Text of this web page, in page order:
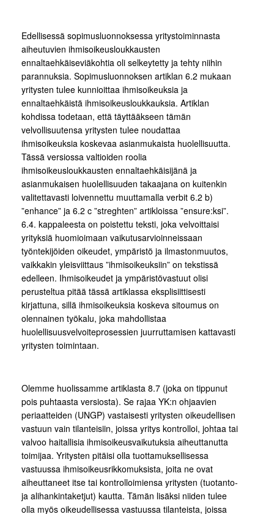
Edellisessä sopimusluonnoksessa yritystoiminnasta
aiheutuvien ihmisoikeusloukkausten
ennaltaehkäiseviäkohtia oli selkeytetty ja tehty niihin
parannuksia. Sopimusluonnoksen artiklan 6.2 mukaan
yritysten tulee kunnioittaa ihmisoikeuksia ja
ennaltaehkäistä ihmisoikeusloukkauksia. Artiklan
kohdissa todetaan, että täyttääkseen tämän
velvollisuutensa yritysten tulee noudattaa
ihmisoikeuksia koskevaa asianmukaista huolellisuutta.
Tässä versiossa valtioiden roolia
ihmisoikeusloukkausten ennaltaehkäisijänä ja
asianmukaisen huolellisuuden takaajana on kuitenkin
valitettavasti loivennettu muuttamalla verbit 6.2 b)
”enhance” ja 6.2 c ”streghten” artikloissa ”ensure:ksi”.
6.4. kappaleesta on poistettu teksti, joka velvoittaisi
yrityksiä huomioimaan vaikutusarvioinneissaan
työntekijöiden oikeudet, ympäristö ja ilmastonmuutos,
vaikkakin yleisviittaus ”ihmisoikeuksiin” on tekstissä
edelleen. Ihmisoikeudet ja ympäristövastuut olisi
perusteltua pitää tässä artiklassa eksplisiittisesti
kirjattuna, sillä ihmisoikeuksia koskeva sitoumus on
olennainen työkalu, joka mahdollistaa
huolellisuusvelvoiteprosessien juurruttamisen kattavasti
yritysten toimintaan.
Olemme huolissamme artiklasta 8.7 (joka on tippunut
pois puhtaasta versiosta). Se rajaa YK:n ohjaavien
periaatteiden (UNGP) vastaisesti yritysten oikeudellisen
vastuun vain tilanteisiin, joissa yritys kontrolloi, johtaa tai
valvoo haitallisia ihmisoikeusvaikutuksia aiheuttanutta
toimijaa. Yritysten pitäisi olla tuottamuksellisessa
vastuussa ihmisoikeusrikkomuksista, joita ne ovat
aiheuttaneet itse tai kontrolloimiensa yritysten (tuotanto-
ja alihankintaketjut) kautta. Tämän lisäksi niiden tulee
olla myös oikeudellisessa vastuussa tilanteista, joissa